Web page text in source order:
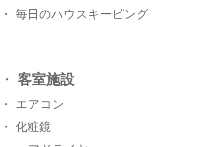
・ 毎日のハウスキーピング
・ 客室施設
・
エアコン
・
化粧鏡